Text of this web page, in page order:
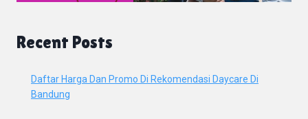
Recent Posts
Daftar Harga Dan Promo Di Rekomendasi Daycare Di
Bandung